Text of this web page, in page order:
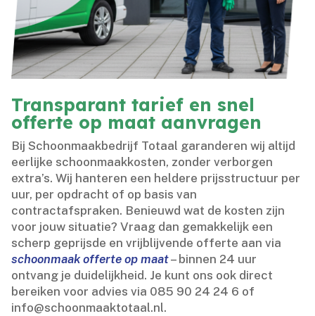
Transparant tarief en snel
offerte op maat aanvragen
Bij Schoonmaakbedrijf Totaal garanderen wij altijd
eerlijke schoonmaakkosten, zonder verborgen
extra’s.​ Wij hanteren een heldere prijsstructuur per
uur, per opdracht of op basis van
contractafspraken.​ Benieuwd wat de kosten zijn
voor jouw situatie? Vraag dan gemakkelijk een
scherp geprijsde en vrijblijvende offerte aan via
schoonmaak offerte op maat– binnen 24 uur
ontvang je duidelijkheid.​ Je kunt ons ook direct
bereiken voor advies via 085 90 24 24 6 of
info@schoonmaaktotaal.​nl.​